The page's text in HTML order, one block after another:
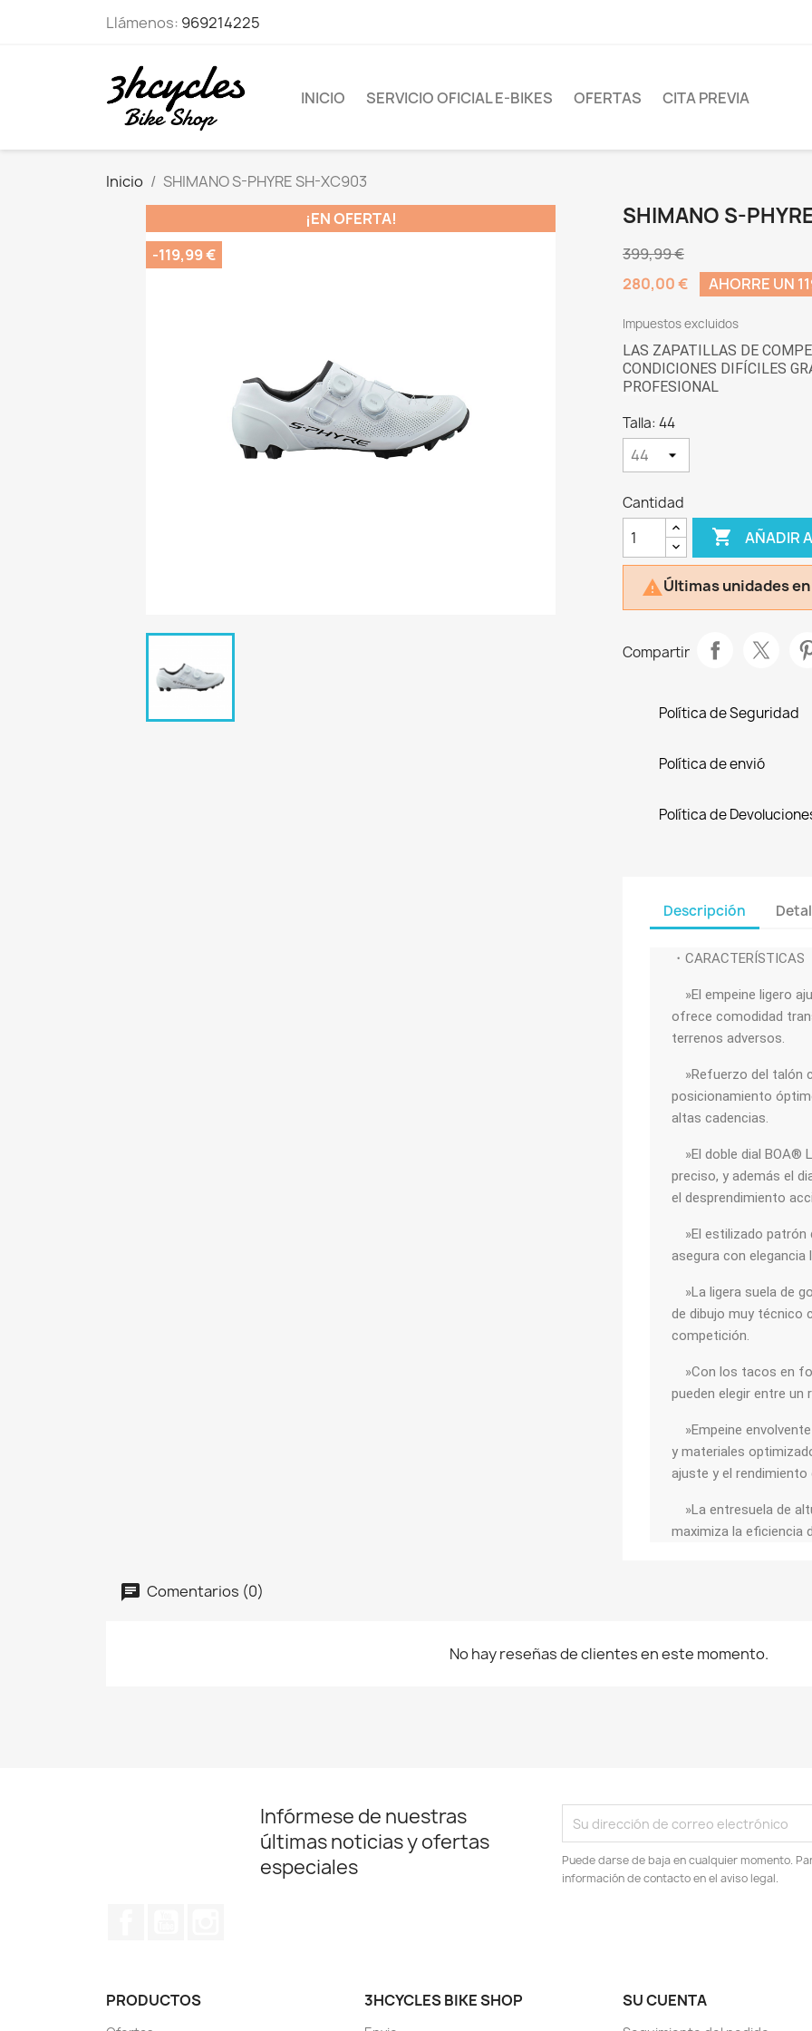
Llámenos: 969214225
INICIO SERVICIO OFICIAL E-BIKES OFERTAS CITA PREVIA
Inicio
SHIMANO S-PHYRE SH-XC903
¡EN OFERTA!
-119,99 €
SHIMANO S-
399,99 €
280,00 €
AHORRE UN
Impuestos excluidos
LAS ZAPATILLAS DE
CONDICIONES DIFÍCILES
PROFESIONAL
Talla: 44
Cantidad
 AÑADIR
Últimas unidades
Compartir
Política de Seguridad
Política de envió
Política de
Descripción
・CARACTERÍSTICAS
»El empeine ligero
ofrece comodidad
terrenos adversos.
»Refuerzo del talón
posicionamiento
altas cadencias.
»El doble dial BOA®
preciso, y además el
el desprendimiento
»El estilizado patrón
asegura con elegancia
»La ligera suela de
de dibujo muy técnico
competición.
»Con los tacos en
pueden elegir entre
»Empeine
y materiales
ajuste y el rendimiento
»La entresuela de
maximiza la eficiencia
Comentarios (0)
No hay reseñas de clientes en este momento.
Infórmese de nuestras
últimas noticias y ofertas
especiales
Puede darse de baja en cualquier momento.
información de contacto en el aviso legal.
PRODUCTOS 3HCYCLES BIKE SHOP SU CUENTA